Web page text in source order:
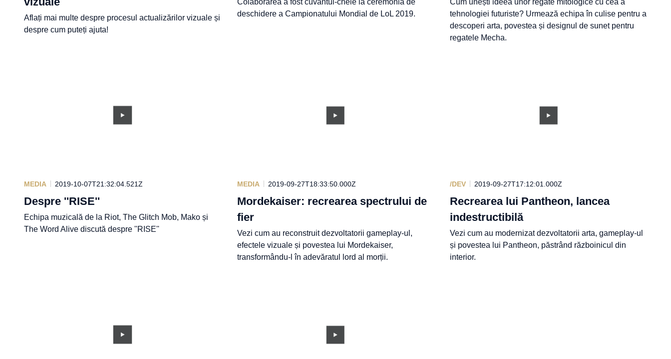
Aflați mai multe despre procesul actualizărilor vizuale și
despre cum puteți ajuta!
Colaborarea a fost cuvântul-cheie la ceremonia de
deschidere a Campionatului Mondial de LoL 2019.
Cum unești ideea unor regate mitologice cu cea a
tehnologiei futuriste? Urmează echipa în culise pentru a
descoperi arta, povestea și designul de sunet pentru
regatele Mecha.
MEDIA 2019-10-07T21:32:04.521Z
Despre ''RISE''
Echipa muzicală de la Riot, The Glitch Mob, Mako și
The Word Alive discută despre ''RISE''
MEDIA 2019-09-27T18:33:50.000Z
Mordekaiser: recrearea spectrului de
fier
Vezi cum au reconstruit dezvoltatorii gameplay-ul,
efectele vizuale și povestea lui Mordekaiser,
transformându-l în adevăratul lord al morții.
/DEV 2019-09-27T17:12:01.000Z
Recrearea lui Pantheon, lancea
indestructibilă
Vezi cum au modernizat dezvoltatorii arta, gameplay-ul
și povestea lui Pantheon, păstrând războinicul din
interior.